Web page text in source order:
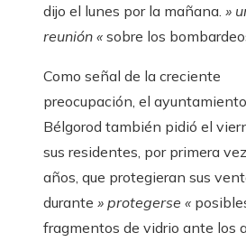
dijo el lunes por la mañana. »
reunión « sobre los
Como señal de la creciente
preocupación, el
Bélgorod también pidió el
sus residentes, por primera
años, que protegieran sus
durante » protegerse «
fragmentos de vidrio ante los